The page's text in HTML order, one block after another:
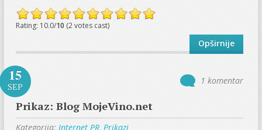
Rating: 10.0/10 (2 votes cast)
Opširnije
15
SEP
1 komentar
Prikaz: Blog MojeVino.net
Kategorija: Internet PR, Prikazi